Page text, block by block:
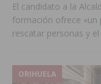
El candidato a la
formación ofrece «un
rescatar personas y
ORIHUELA